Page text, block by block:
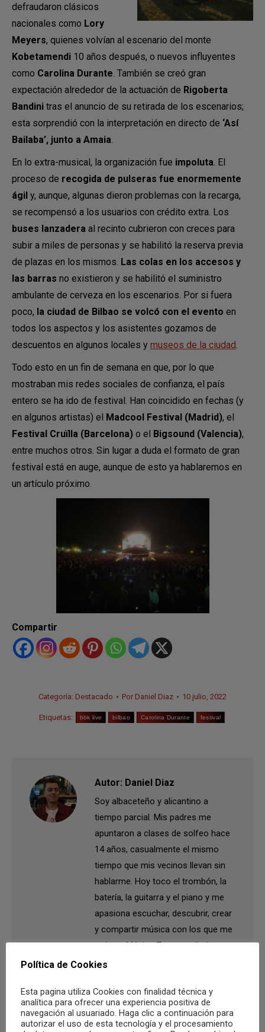
defraudaron clásicos
nacionales como Lory
Meyers, quienes volvían al escenario del monte
Kobetamendi 10 años después, o nuevos influyentes
como Carolina Durante. También se creó gran
expectación alrededor de la actuación de Rigoberta
Bandini tras el anuncio de su retirada de los escenarios;
esta sorprendió con la interpretación en directo de ‘Así
Bailaba’, junto a Amaia.
En lo extra-musical, la organización fue impoluta. El
proceso de recogida de pulseras fue enormemente
ágil y, aunque, algunas dieron problemas con la recarga,
se recompensó a los usuarios con crédito extra. Los
buses lanzadera al recinto cubrieron con creces para
subir a miles de personas y se habilitó la reserva previa
de plazas en los mismos. Las colas en los accesos y
las barras no existieron y se habilitó el suministro
ambulante de cerveza en los escenarios. Por si fuera
poco, la ciudad de Bilbao se volcó con el evento en
todos los aspectos y los asistentes gozamos de
descuentos en algunos locales y museos de la ciudad.
Todo esto en un fin de semana en que, por lo que
mostraban mis redes sociales de confianza, el país
entero se ha ido de festival. Han coincidido en fechas (y
en algunos artistas) el Madcool Festival (Madrid), el
Festival Cruïlla (Barcelona) o el Bigsound (Valencia),
entre muchos otros. Sin lugar a duda el formato de gran
festival está en auge, aunque de esto ya hablaremos en
un artículo próximo.
Compartir
Categoría: Destacado Por Daniel Diaz 10 julio, 2022
Etiquetas: bbk live bilbao Carolina Durante festival
Autor: Daniel Diaz
Soy albaceteño y alicantino a
tiempo parcial. Mis padres me
apuntaron a clases de solfeo hace
14 años, casualmente el mismo
tiempo que mis vecinos llevan sin
hablarme. Hoy toco el trombón, la
batería, la guitarra y el piano y me
apasiona escuchar, descubrir, crear
y compartir música con los que me
rodean. Música Zero me dio la
oportunidad de unir esta pasión a la
con vosotros.
Política de Cookies
Esta pagina utiliza Cookies con finalidad técnica y
analítica para ofrecer una experiencia positiva de
navegación al usuariado. Haga clic a continuación para
autorizar el uso de esta tecnología y el procesamiento